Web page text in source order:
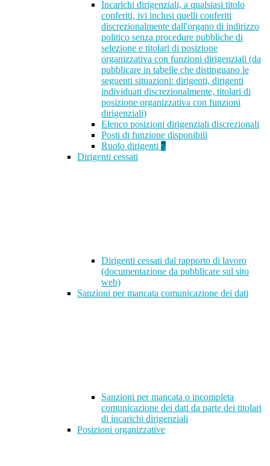
Incarichi dirigenziali, a qualsiasi titolo
conferiti, ivi inclusi quelli conferiti
discrezionalmente dall'organo di indirizzo
politico senza procedure pubbliche di
selezione e titolari di posizione
organizzativa con funzioni dirigenziali (da
pubblicare in tabelle che distinguano le
seguenti situazioni: dirigenti, dirigenti
individuati discrezionalmente, titolari di
posizione organizzativa con funzioni
dirigenziali)
Elenco posizioni dirigenziali discrezionali
Posti di funzione disponibili
Ruolo dirigenti 7
Dirigenti cessati
Dirigenti cessati dal rapporto di lavoro
(documentazione da pubblicare sul sito
web)
Sanzioni per mancata comunicazione dei dati
Sanzioni per mancata o incompleta
comunicazione dei dati da parte dei titolari
di incarichi dirigenziali
Posizioni organizzative